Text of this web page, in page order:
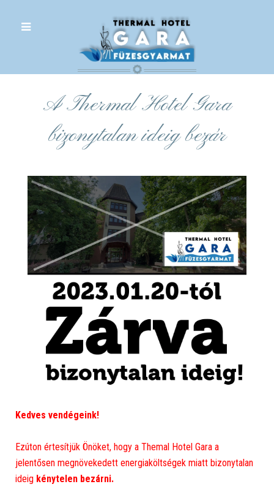
A Thermal Hotel Gara
bizonytalan ideig bezár
Kedves vendégeink!
Ezúton értesítjük Önöket, hogy a Themal Hotel Gara a
jelentősen megnövekedett energiaköltségek miatt bizonytalan
ideig kénytelen bezárni.